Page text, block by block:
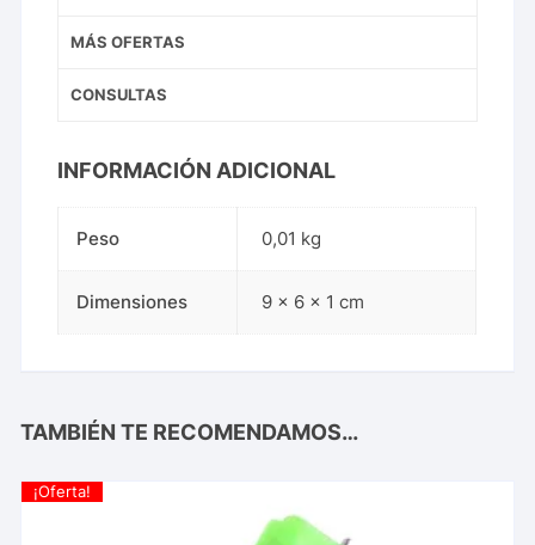
MÁS OFERTAS
CONSULTAS
INFORMACIÓN ADICIONAL
Peso 0,01 kg
Dimensiones 9 × 6 × 1 cm
TAMBIÉN TE RECOMENDAMOS…
¡Oferta!